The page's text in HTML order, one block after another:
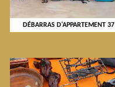
DÉBARRAS D'APPARTEMENT 37